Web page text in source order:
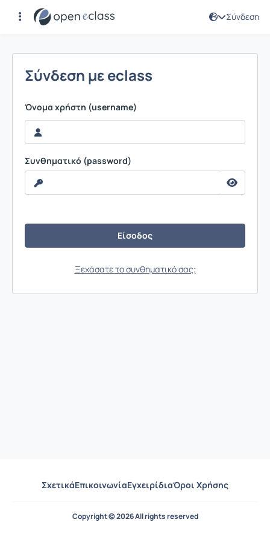
Σύνδεση
Σύνδεση
Σύνδεση με eclass
Όνομα χρήστη (username)
Συνθηματικό (password)
Ξεχάσατε το συνθηματικό σας;
ΣχετικάΕπικοινωνίαΕγχειρίδιαΌροι Χρήσης
Copyright © 2026 All rights reserved